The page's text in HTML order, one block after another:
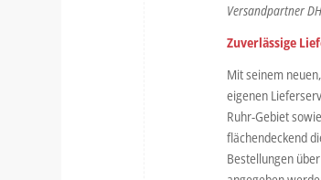
Versandpartner
Zuverlässige
Mit seinem
eigenen
Ruhr-Gebiet
flächendeckend
Bestellungen